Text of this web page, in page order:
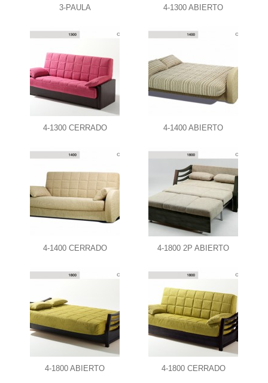
3-PAULA 4-1300 ABIERTO
4-1300 CERRADO 4-1400 ABIERTO
4-1400 CERRADO 4-1800 2P ABIERTO
4-1800 ABIERTO 4-1800 CERRADO